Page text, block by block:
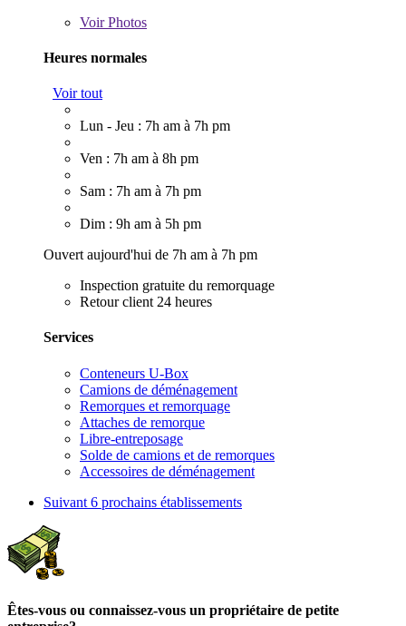
VoirPhotos
Heures normales
Voir tout
Lun - Jeu : 7h am à 7h pm
Ven : 7h am à 8h pm
Sam : 7h am à 7h pm
Dim : 9h am à 5h pm
Ouvert aujourd'hui de 7h am à 7h pm
Inspection gratuite du remorquage
Retour client 24 heures
Services
Conteneurs U-Box
Camions de déménagement
Remorques et remorquage
Attaches de remorque
Libre-entreposage
Solde de camions et de remorques
Accessoires de déménagement
Suivant 6 prochains établissements
Êtes-vous ou connaissez-vous un propriétaire de petite